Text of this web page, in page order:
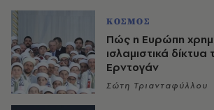
ΚΟΣΜΟΣ
Πώς η Ευρώπη
ισλαμιστικά δίκτυα
Ερντογάν
Σώτη Τριανταφύλλου